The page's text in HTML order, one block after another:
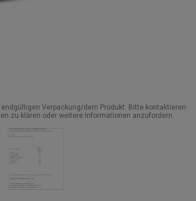
Verpackung/dem Produkt. Bitte kontaktieren
zu klären oder weitere Informationen anzufordern.